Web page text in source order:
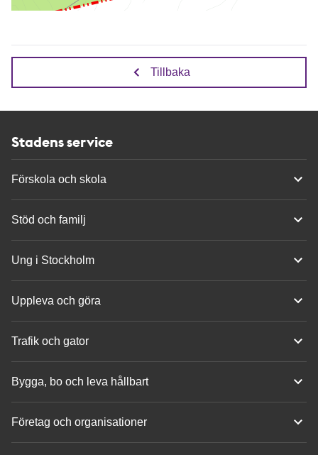
Tillbaka
Stadens service
Förskola och skola
Stöd och familj
Ung i Stockholm
Uppleva och göra
Trafik och gator
Bygga, bo och leva hållbart
Företag och organisationer